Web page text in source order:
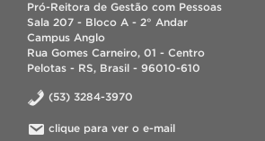
Pró-Reitora de Gestão com Pessoas
Sala 207 - Bloco A - 2° Andar
Campus Anglo
Rua Gomes Carneiro, 01 - Centro
Pelotas - RS, Brasil - 96010-610
(53) 3284-3970
clique para ver o e-mail